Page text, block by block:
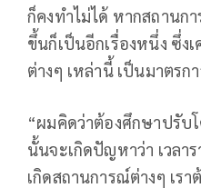
ก็คงทำไม่ได้ หากสถานก
ขึ้นก็เป็นอีกเรื่องหนึ่ง ซึ่ง
ต่างๆ เหล่านี้ เป็นมาตรก
“ผมคิดว่าต้องศึกษาปรับ
นั้นจะเกิดปัญหาว่า เวลา
เกิดสถานการณ์ต่างๆ เรา